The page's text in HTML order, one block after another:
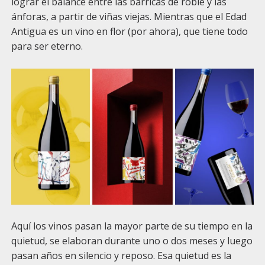
ánforas, a partir de viñas viejas. Mientras que el Edad
Antigua es un vino en flor (por ahora), que tiene todo
para ser eterno.
Aquí los vinos pasan la mayor parte de su tiempo en la
quietud, se elaboran durante uno o dos meses y luego
pasan años en silencio y reposo. Esa quietud es la